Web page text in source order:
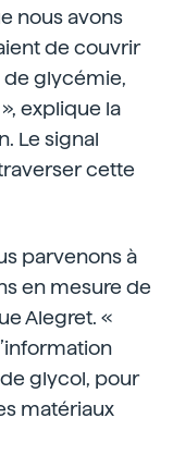
nous avons
de couvrir
de glycémie,
explique la
Le signal
cette
parvenons à
en mesure de
Alegret. «
glycol, pour
matériaux